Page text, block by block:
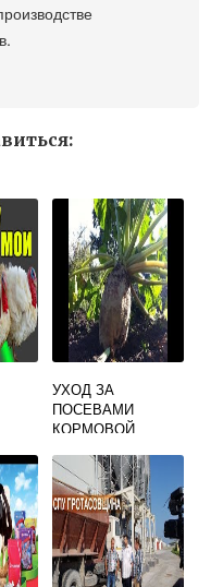
УХОД ЗА
ПОСЕВАМИ
КОРМОВОЙ